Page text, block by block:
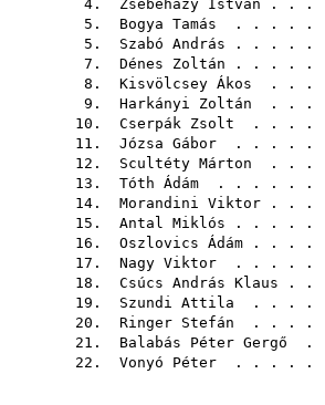
4. Zsebeházy István . . .
5. Bogya Tamás . . . . .
5. Szabó András . . . . .
7. Dénes Zoltán . . . . .
8. Kisvölcsey Ákos . . .
9. Harkányi Zoltán . . .
10. Cserpák Zsolt . . . .
11. Józsa Gábor . . . . .
12. Scultéty Márton . . .
13. Tóth Ádám . . . . . .
14. Morandini Viktor . . .
15. Antal Miklós . . . . .
16. Oszlovics Ádám . . . .
17. Nagy Viktor . . . . .
18. Csúcs András Klaus . .
19. Szundi Attila . . . .
20. Ringer Stefán . . . .
21. Balabás Péter Gergő .
22. Vonyó Péter . . . . .